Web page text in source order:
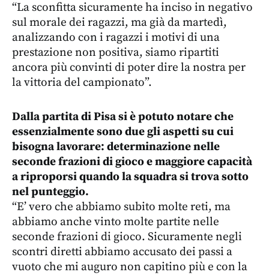
“La sconfitta sicuramente ha inciso in negativo
sul morale dei ragazzi, ma già da martedì,
analizzando con i ragazzi i motivi di una
prestazione non positiva, siamo ripartiti
ancora più convinti di poter dire la nostra per
la vittoria del campionato”.
Dalla partita di Pisa si è potuto notare che
essenzialmente sono due gli aspetti su cui
bisogna lavorare: determinazione nelle
seconde frazioni di gioco e maggiore capacità
a riproporsi quando la squadra si trova sotto
nel punteggio.
“E’ vero che abbiamo subito molte reti, ma
abbiamo anche vinto molte partite nelle
seconde frazioni di gioco. Sicuramente negli
scontri diretti abbiamo accusato dei passi a
vuoto che mi auguro non capitino più e con la